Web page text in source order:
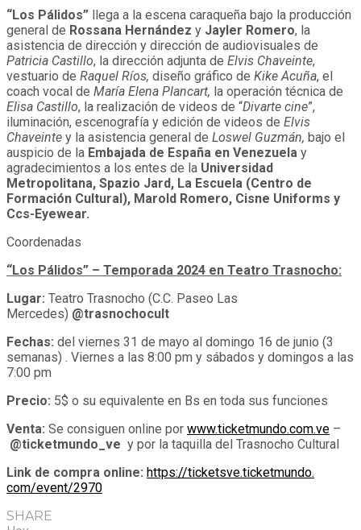
“Los Pálidos” llega a la escena caraqueña bajo la producción
general de Rossana Hernández y Jayler Romero, la
asistencia de dirección y dirección de audiovisuales de
Patricia Castillo, la dirección adjunta de Elvis Chaveinte,
vestuario de Raquel Ríos, diseño gráfico de Kike Acuña, el
coach vocal de María Elena Plancart, la operación técnica de
Elisa Castillo, la realización de videos de “Divarte cine”,
iluminación, escenografía y edición de videos de Elvis
Chaveinte y la asistencia general de Loswel Guzmán, bajo el
auspicio de la Embajada de España en Venezuela y
agradecimientos a los entes de la Universidad
Metropolitana, Spazio Jard, La Escuela (Centro de
Formación Cultural), Marold Romero, Cisne Uniforms y
Ccs-Eyewear.
Coordenadas
“Los Pálidos” – Temporada 2024 en Teatro Trasnocho:
Lugar: Teatro Trasnocho (C.C. Paseo Las
Mercedes) @trasnochocult
Fechas: del viernes 31 de mayo al domingo 16 de junio (3
semanas) . Viernes a las 8:00 pm y sábados y domingos a las
7:00 pm
Precio: 5$ o su equivalente en Bs en toda sus funciones
Venta: Se consiguen online por www.ticketmundo.com.ve –
@ticketmundo_ve y por la taquilla del Trasnocho Cultural
Link de compra online: https://ticketsve.ticketmundo.
com/event/2970
SHARE